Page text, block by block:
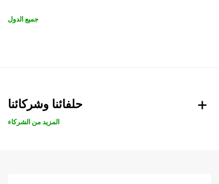
جميع الدول
حلفائنا وشركائنا
المزيد من الشركاء